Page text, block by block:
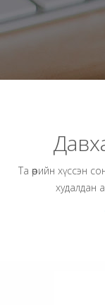
Та өөрийн хүссэн
худалдан